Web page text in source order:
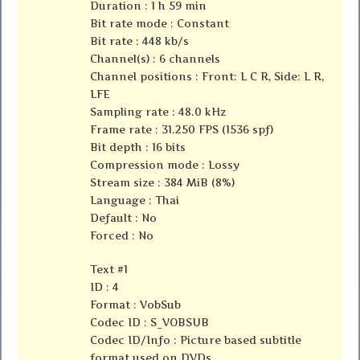
Duration : 1 h 59 min
Bit rate mode : Constant
Bit rate : 448 kb/s
Channel(s) : 6 channels
Channel positions : Front: L C R, Side: L R,
LFE
Sampling rate : 48.0 kHz
Frame rate : 31.250 FPS (1536 spf)
Bit depth : 16 bits
Compression mode : Lossy
Stream size : 384 MiB (8%)
Language : Thai
Default : No
Forced : No
Text #1
ID : 4
Format : VobSub
Codec ID : S_VOBSUB
Codec ID/Info : Picture based subtitle